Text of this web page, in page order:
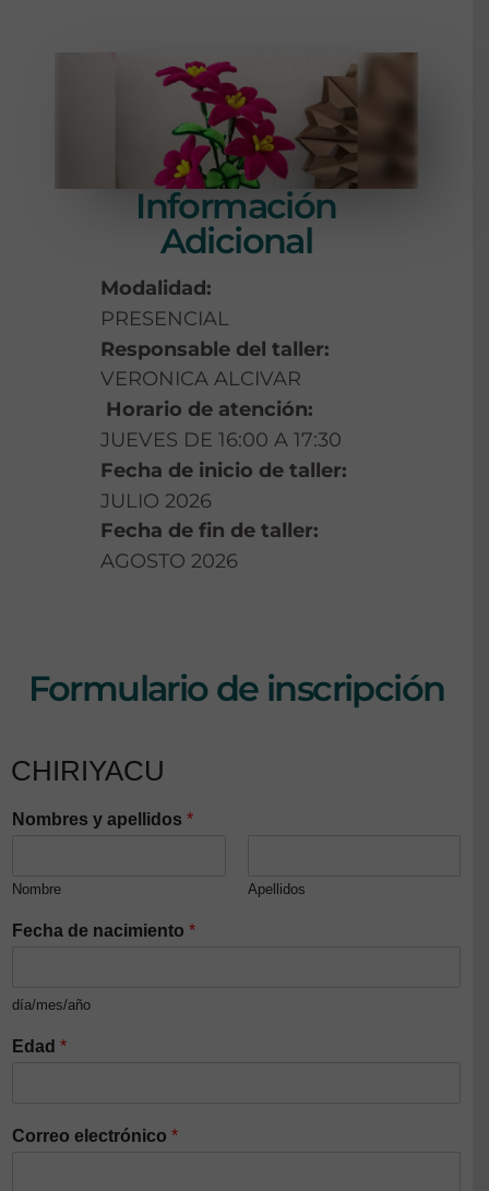
Información
Adicional
Modalidad:
PRESENCIAL
Responsable del taller:
VERONICA ALCIVAR
Horario de atención:
JUEVES DE 16:00 A 17:30
Fecha de inicio de taller:
JULIO 2026
Fecha de fin de taller:
AGOSTO 2026
Formulario de inscripción
CHIRIYACU
Nombres y apellidos *
Nombre Apellidos
Fecha de nacimiento *
día/mes/año
Edad *
Correo electrónico *